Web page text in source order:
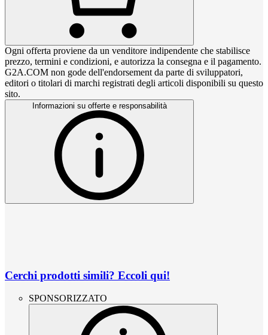
Ogni offerta proviene da un venditore indipendente che stabilisce
prezzo, termini e condizioni, e autorizza la consegna e il pagamento.
G2A.COM non gode dell'endorsement da parte di sviluppatori,
editori o titolari di marchi registrati degli articoli disponibili su questo
sito.
Informazioni su offerte e responsabilità
Cerchi prodotti simili? Eccoli qui!
SPONSORIZZATO